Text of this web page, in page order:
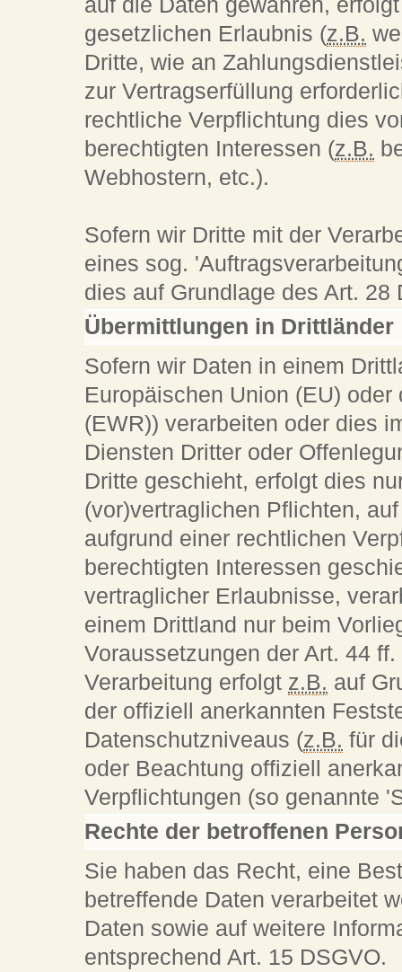
auf die Daten gewähren,
gesetzlichen Erlaubnis (z.B.
Dritte, wie an
zur Vertragserfüllung
rechtliche Verpflichtung dies
berechtigten Interessen (z.B.
Webhostern, etc.).
Sofern wir Dritte mit der
eines sog.
dies auf Grundlage des Art. 28
Übermittlungen in Drittländer
Sofern wir Daten in einem
Europäischen Union (EU)
(EWR)) verarbeiten oder dies
Diensten Dritter oder
Dritte geschieht, erfolgt dies
(vor)vertraglichen Pflichten,
aufgrund einer rechtlichen
berechtigten Interessen
vertraglicher Erlaubnisse,
einem Drittland nur beim
Voraussetzungen der Art. 44
Verarbeitung erfolgt z.B. auf
der offiziell anerkannten
Datenschutzniveaus (z.B. für
oder Beachtung offiziell
Verpflichtungen (so genannte
Rechte der betroffenen
Sie haben das Recht, eine
betreffende Daten verarbeitet
Daten sowie auf weitere
entsprechend Art. 15 DSGVO.